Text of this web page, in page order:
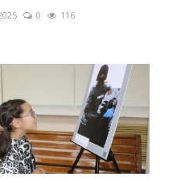
0 116